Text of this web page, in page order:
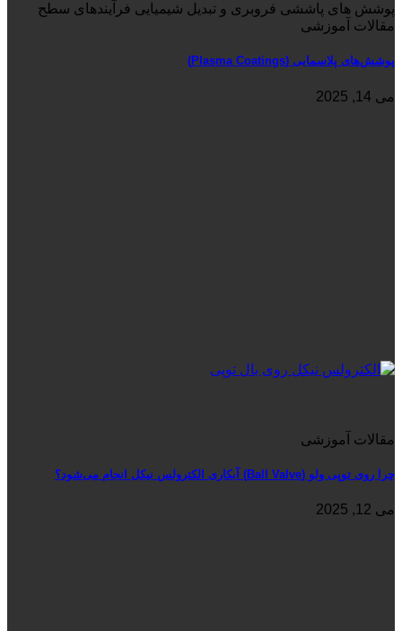
پوشش های پاششی فروبری و تبدیل شیمیایی فرآیندهای سطح
مقالات آموزشی
پوشش‌های پلاسمایی (Plasma Coatings)
می 14, 2025
مقالات آموزشی
چرا روی توپی‌ ولو (Ball Valve) آبکاری الکترولس نیکل انجام می‌شود؟
می 12, 2025